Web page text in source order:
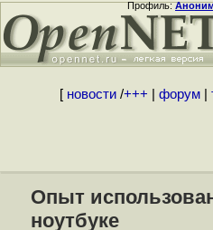
Профиль:
[ новости/+++ форум|
Опыт
ноутбуке